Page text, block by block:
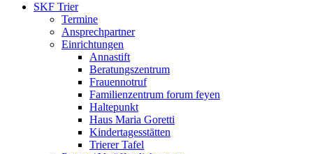
SKF Trier
Termine
Ansprechpartner
Einrichtungen
Annastift
Beratungszentrum
Frauennotruf
Familienzentrum forum feyen
Haltepunkt
Haus Maria Goretti
Kindertagesstätten
Trierer Tafel